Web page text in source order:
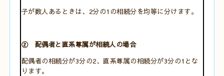
子が数人あるときは、2分の1の相続分を均等に分けます。
② 配偶者と直系尊属が相続人の場合
配偶者の相続分が3分の2、直系尊属の相続分が3分の1とな
ります。